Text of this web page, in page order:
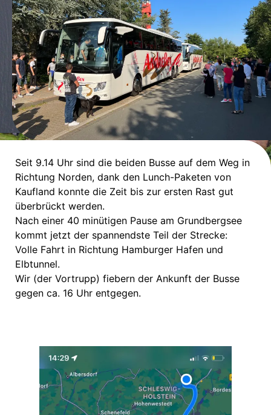
Seit 9.14 Uhr sind die beiden Busse auf dem Weg in
Richtung Norden, dank den Lunch-Paketen von
Kaufland konnte die Zeit bis zur ersten Rast gut
überbrückt werden.
Nach einer 40 minütigen Pause am Grundbergsee
kommt jetzt der spannendste Teil der Strecke:
Volle Fahrt in Richtung Hamburger Hafen und
Elbtunnel.
Wir (der Vortrupp) fiebern der Ankunft der Busse
gegen ca. 16 Uhr entgegen.